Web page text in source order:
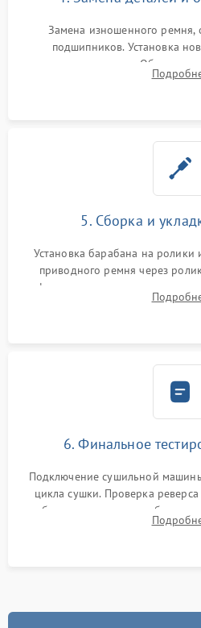
Замена изношенного ремня,
подшипников. Установка
термодатчиков.
конденсатора, крыльчатки
5. Сборка и
Установка барабана на ролики
приводного ремня через
фиксация всех узлов,
модулю управления. Монтаж
6. Финальное
Подключение сушильной машины
цикла сушки. Проверка
набора температуры, работы
конденсата) и отсутствия